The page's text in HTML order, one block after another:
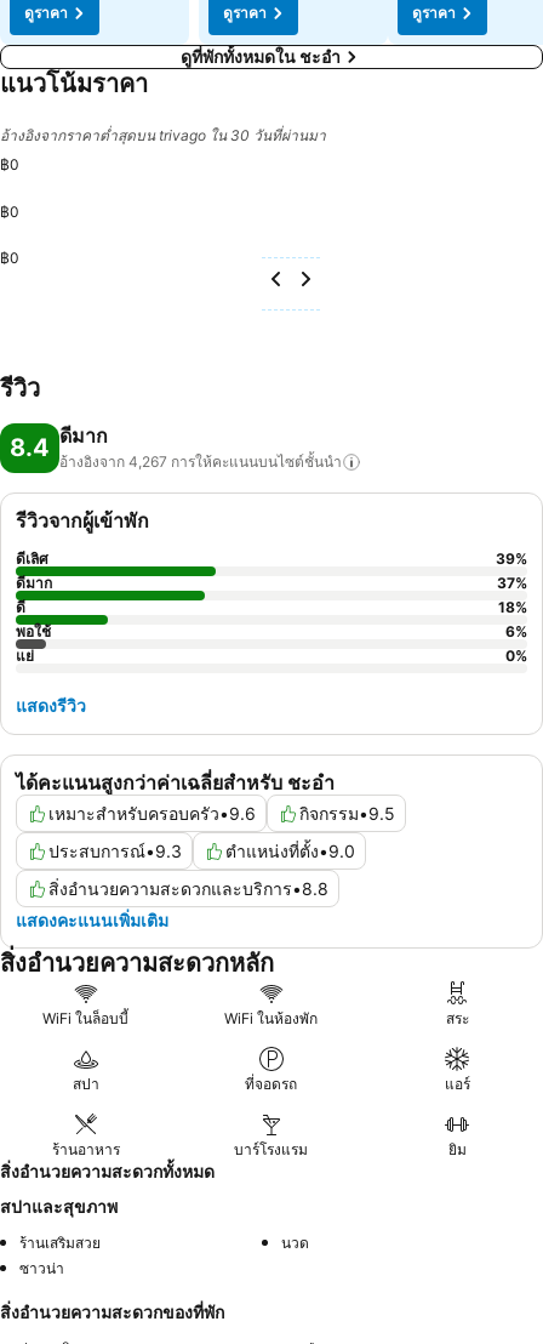
ดูราคา
ดูราคา
ดูราคา
ดูที่พักทั้งหมดใน ชะอำ
แนวโน้มราคา
อ้างอิงจากราคาต่ำสุดบน trivago ใน 30 วันที่ผ่านมา
฿0
฿0
฿0
รีวิว
8.4 ดีมาก
อ้างอิงจาก 4,267 การให้คะแนนบนไซต์ชั้นนำ
ได้คะแนนสูงกว่าค่าเฉลี่ยสำหรับ ชะอำ
เหมาะสำหรับครอบครัว•9.6 กิจกรรม•9.5
ประสบการณ์•9.3 ตำแหน่งที่ตั้ง•9.0
สิ่งอำนวยความสะดวกและบริการ•8.8
แสดงคะแนนเพิ่มเติม
รีวิวจากผู้เข้าพัก
ดีเลิศ 39%
ดีมาก
37%
ดี
18%
พอใช้
6%
แย่
0%
แสดงรีวิว
สิ่งอำนวยความสะดวกหลัก
WiFi ในล็อบบี้ WiFi ในห้องพัก สระ
สปา ที่จอดรถ แอร์
ร้านอาหาร บาร์โรงแรม ยิม
สิ่งอำนวยความสะดวกทั้งหมด
สปาและสุขภาพ
ร้านเสริมสวย
นวด
ซาวน่า
สิ่งอำนวยความสะดวกของที่พัก